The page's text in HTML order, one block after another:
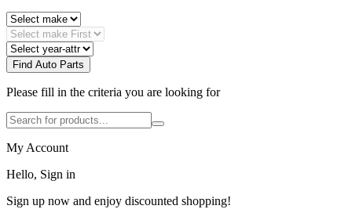
Find Auto Parts
Please fill in the criteria you are looking for
My Account
Hello, Sign in
Sign up now and enjoy discounted shopping!